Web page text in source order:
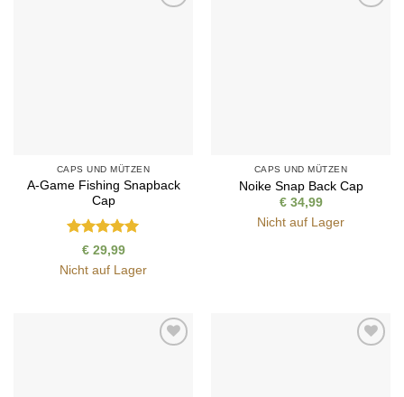
CAPS UND MÜTZEN
A-Game Fishing Snapback
Cap
Bewertet
mit
von
5
€29,99
Nicht auf Lager
CAPS UND MÜTZEN
Noike Snap Back Cap
€34,99
Nicht auf Lager